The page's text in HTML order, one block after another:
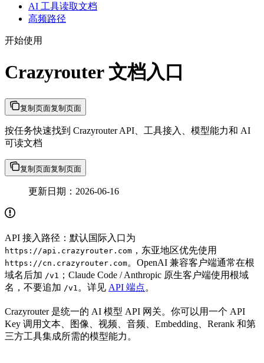
AI 工具读取文档
高频路径
开始使用
Crazyrouter 文档入口
复制页面复制页面
按任务快速找到 Crazyrouter API、工具接入、模型能力和 AI
可读文档
复制页面复制页面
更新日期：2026-06-16
API 接入路径：默认国际入口为
https://api.crazyrouter.com ，东亚地区优先使用
https://cn.crazyrouter.com。OpenAI 兼容客户端通常在根
域名后加 /v1
；Claude Code / Anthropic 原生客户端使用根域
名，不要追加 /v1 。详见 API 端点。
Crazyrouter 是统一的 AI 模型 API 网关。你可以用一个 API
Key 调用文本、图像、视频、音频、Embedding、Rerank 和第
三方工具集成所需的模型能力。